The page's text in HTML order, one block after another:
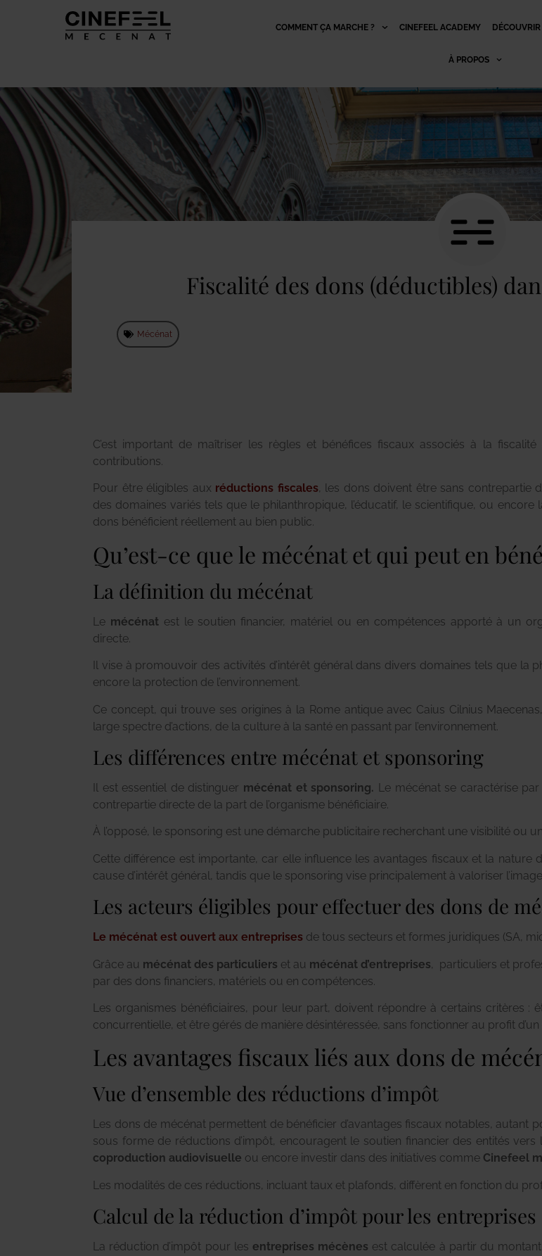
COMMENT ÇA MARCHE ? CINEFEEL ACADEMY
À PROPOS
Fiscalité des dons (déductibles)
Mécénat
C’est important de maîtriser les règles et bénéfices fiscaux associés à la
contributions.
Pour être éligibles aux réductions fiscales, les dons doivent être sans contrepartie
des domaines variés tels que le philanthropique, l’éducatif, le scientifique, ou encore
dons bénéficient réellement au bien public.
Qu’est-ce que le mécénat et qui peut en
La définition du mécénat
Le mécénatest le soutien financier, matériel ou en compétences apporté à un
directe.
Il vise à promouvoir des activités d’intérêt général dans divers domaines tels que la
encore la protection de l’environnement.
Ce concept, qui trouve ses origines à la Rome antique avec Caius Cilnius
large spectre d’actions, de la culture à la santé en passant par l’environnement.
Les différences entre mécénat et sponsoring
Il est essentiel de distinguer mécénat et sponsoring. Le mécénat se caractérise
contrepartie directe de la part de l’organisme bénéficiaire.
À l’opposé, le sponsoring est une démarche publicitaire recherchant une visibilité ou
Cette différence est importante, car elle influence les avantages fiscaux et la nature
cause d’intérêt général, tandis que le sponsoring vise principalement à valoriser
Les acteurs éligibles pour effectuer des dons de
Le mécénat est ouvert aux entreprises de tous secteurs et formes juridiques (SA,
Grâce au mécénat des particuliers et au mécénat d’entreprises, particuliers et
par des dons financiers, matériels ou en compétences.
Les organismes bénéficiaires, pour leur part, doivent répondre à certains critères :
concurrentielle, et être gérés de manière désintéressée, sans fonctionner au profit
Les avantages fiscaux liés aux dons de
Vue d’ensemble des réductions d’impôt
Les dons de mécénat permettent de bénéficier d’avantages fiscaux notables, autant
sous forme de réductions d’impôt, encouragent le soutien financier des entités vers
coproduction audiovisuelle ou encore investir dans des initiatives comme Cinefeel
Les modalités de ces réductions, incluant taux et plafonds, diffèrent en fonction du
Calcul de la réduction d’impôt pour les entreprises
La réduction d’impôt pour les entreprises mécènes est calculée à partir du